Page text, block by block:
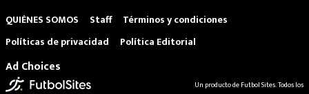
QUIÉNES SOMOS Staff
Términos y condiciones
Políticas de privacidad
Política Editorial
Ad Choices
Un producto de Futbol Sites. Todos los